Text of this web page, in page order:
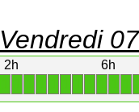
Vendredi
2h
6h